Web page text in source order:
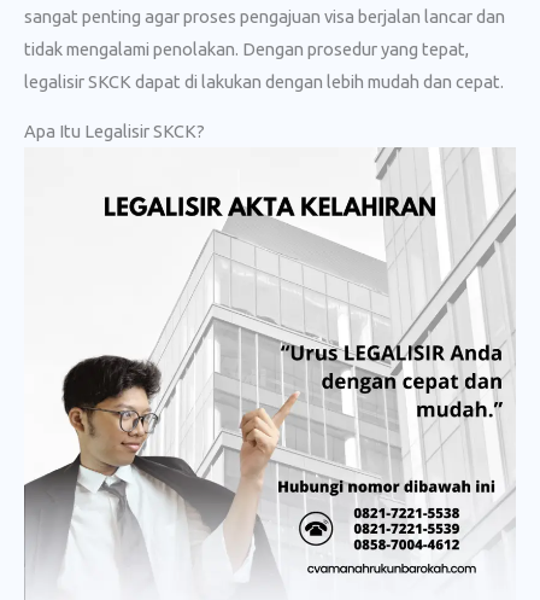
sangat penting agar proses pengajuan visa berjalan lancar dan
tidak mengalami penolakan. Dengan prosedur yang tepat,
legalisir SKCK dapat di lakukan dengan lebih mudah dan cepat.
Apa Itu Legalisir SKCK?